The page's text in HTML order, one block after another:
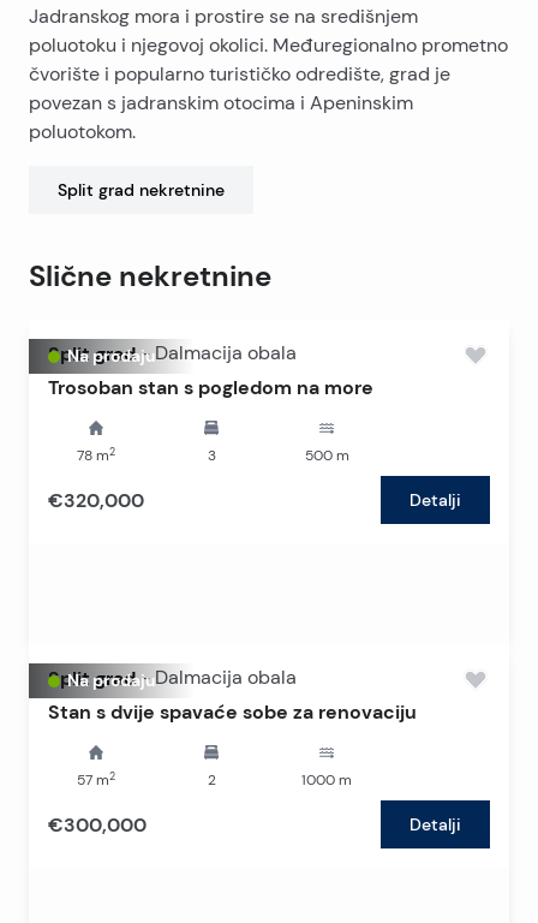
Jadranskog mora i prostire se na središnjem
poluotoku i njegovoj okolici. Međuregionalno prometno
čvorište i popularno turističko odredište, grad je
povezan s jadranskim otocima i Apeninskim
poluotokom.
Split grad nekretnine
Slične nekretnine
Na prodaju
Split grad - Dalmacija obala
Trosoban stan s pogledom na more
78 m2 3 500m
€320,000 Detalji
Na prodaju
Split grad - Dalmacija obala
Stan s dvije spavaće sobe za renovaciju
57 m2 2 1000 m
€300,000 Detalji